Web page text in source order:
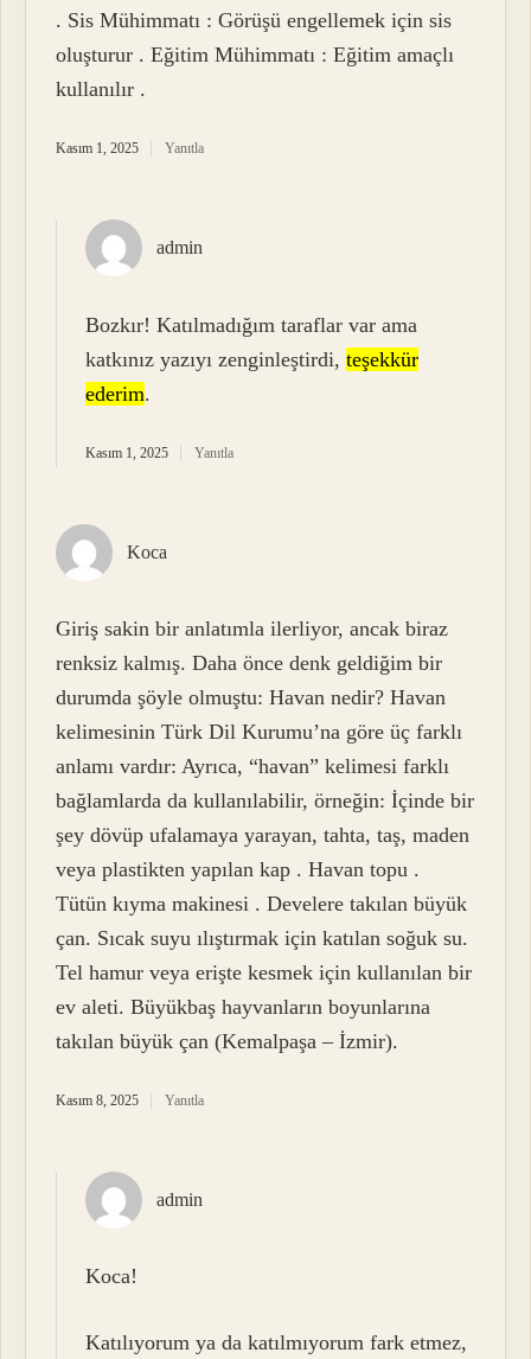
. Sis Mühimmatı : Görüşü engellemek için sis
oluşturur . Eğitim Mühimmatı : Eğitim amaçlı
kullanılır .
Kasım 1, 2025 Yanıtla
admin
Bozkır! Katılmadığım taraflar var ama
katkınız yazıyı zenginleştirdi,teşekkür
ederim.
Kasım 1, 2025 Yanıtla
Koca
Giriş sakin bir anlatımla ilerliyor, ancak biraz
renksiz kalmış. Daha önce denk geldiğim bir
durumda şöyle olmuştu: Havan nedir? Havan
kelimesinin Türk Dil Kurumu’na göre üç farklı
anlamı vardır: Ayrıca, “havan” kelimesi farklı
bağlamlarda da kullanılabilir, örneğin: İçinde bir
şey dövüp ufalamaya yarayan, tahta, taş, maden
veya plastikten yapılan kap . Havan topu .
Tütün kıyma makinesi . Develere takılan büyük
çan. Sıcak suyu ılıştırmak için katılan soğuk su.
Tel hamur veya erişte kesmek için kullanılan bir
ev aleti. Büyükbaş hayvanların boyunlarına
takılan büyük çan (Kemalpaşa – İzmir).
Kasım 8, 2025 Yanıtla
admin
Koca!
Katılıyorum ya da katılmıyorum fark etmez,